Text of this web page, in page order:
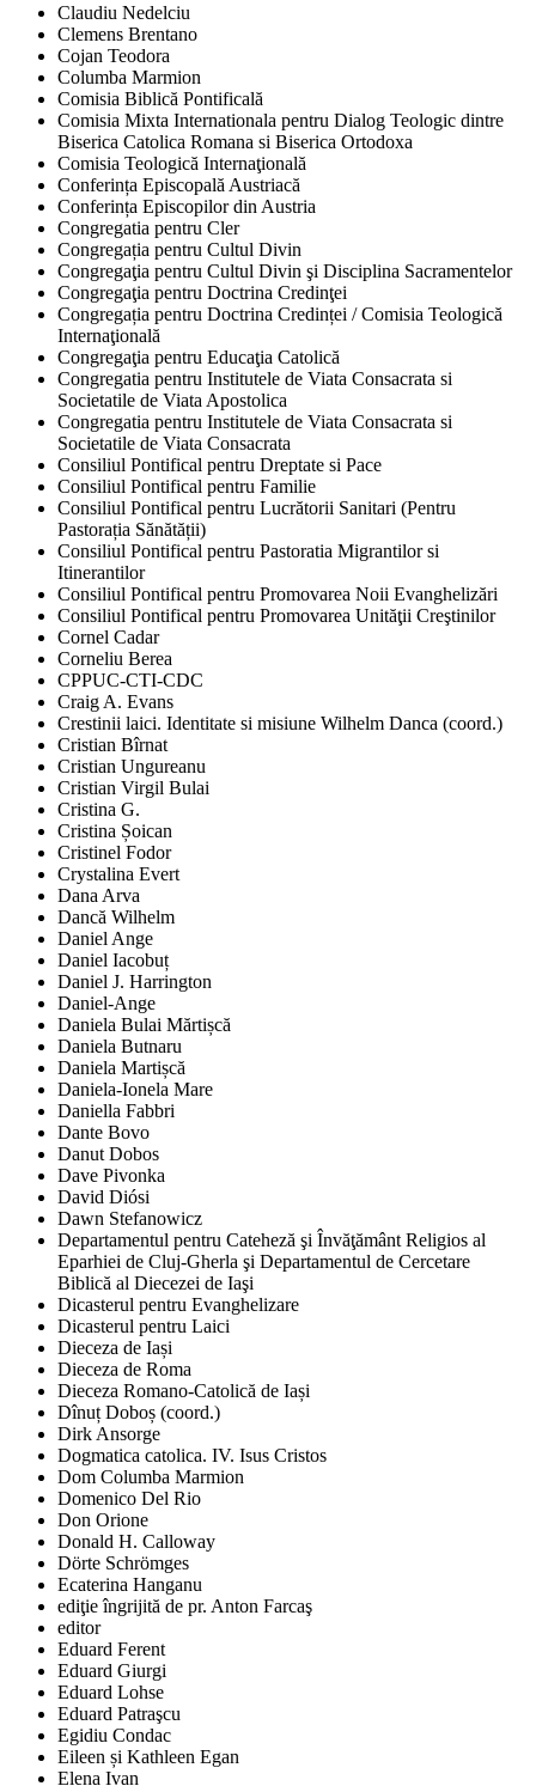
Claudiu Nedelciu
Clemens Brentano
Cojan Teodora
Columba Marmion
Comisia Biblică Pontificală
Comisia Mixta Internationala pentru Dialog Teologic dintre
Biserica Catolica Romana si Biserica Ortodoxa
Comisia Teologică Internaţională
Conferința Episcopală Austriacă
Conferința Episcopilor din Austria
Congregatia pentru Cler
Congregația pentru Cultul Divin
Congregaţia pentru Cultul Divin şi Disciplina Sacramentelor
Congregaţia pentru Doctrina Credinţei
Congregația pentru Doctrina Credinței / Comisia Teologică
Internaţională
Congregaţia pentru Educaţia Catolică
Congregatia pentru Institutele de Viata Consacrata si
Societatile de Viata Apostolica
Congregatia pentru Institutele de Viata Consacrata si
Societatile de Viata Consacrata
Consiliul Pontifical pentru Dreptate si Pace
Consiliul Pontifical pentru Familie
Consiliul Pontifical pentru Lucrătorii Sanitari (Pentru
Pastorația Sănătății)
Consiliul Pontifical pentru Pastoratia Migrantilor si
Itinerantilor
Consiliul Pontifical pentru Promovarea Noii Evanghelizări
Consiliul Pontifical pentru Promovarea Unităţii Creştinilor
Cornel Cadar
Corneliu Berea
CPPUC-CTI-CDC
Craig A. Evans
Crestinii laici. Identitate si misiune Wilhelm Danca (coord.)
Cristian Bîrnat
Cristian Ungureanu
Cristian Virgil Bulai
Cristina G.
Cristina Șoican
Cristinel Fodor
Crystalina Evert
Dana Arva
Dancă Wilhelm
Daniel Ange
Daniel Iacobuț
Daniel J. Harrington
Daniel-Ange
Daniela Bulai Mărtișcă
Daniela Butnaru
Daniela Martișcă
Daniela-Ionela Mare
Daniella Fabbri
Dante Bovo
Danut Dobos
Dave Pivonka
David Diósi
Dawn Stefanowicz
Departamentul pentru Cateheză şi Învăţământ Religios al
Eparhiei de Cluj-Gherla şi Departamentul de Cercetare
Biblică al Diecezei de Iaşi
Dicasterul pentru Evanghelizare
Dicasterul pentru Laici
Dieceza de Iași
Dieceza de Roma
Dieceza Romano-Catolică de Iași
Dînuț Doboș (coord.)
Dirk Ansorge
Dogmatica catolica. IV. Isus Cristos
Dom Columba Marmion
Domenico Del Rio
Don Orione
Donald H. Calloway
Dörte Schrömges
Ecaterina Hanganu
ediţie îngrijită de pr. Anton Farcaş
editor
Eduard Ferent
Eduard Giurgi
Eduard Lohse
Eduard Patraşcu
Egidiu Condac
Eileen și Kathleen Egan
Elena Ivan